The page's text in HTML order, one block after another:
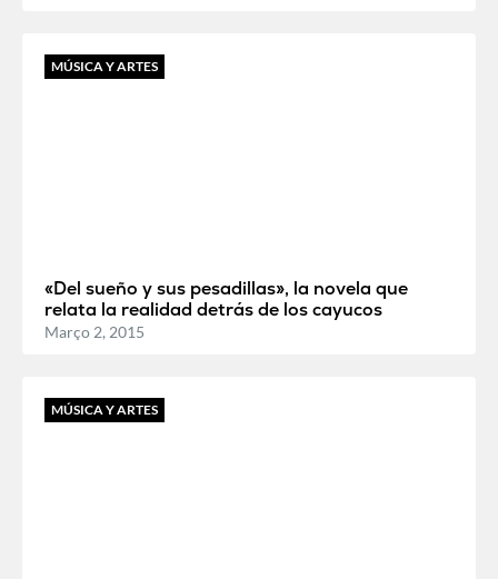
MÚSICA Y ARTES
«Del sueño y sus pesadillas», la novela que
relata la realidad detrás de los cayucos
Março 2, 2015
MÚSICA Y ARTES